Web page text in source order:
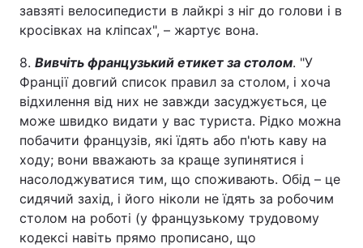
завзяті велосипедисти в лайкрі з ніг до голови і в
кросівках на кліпсах", – жартує вона.
8. Вивчіть французький етикет за столом. "У
Франції довгий список правил за столом, і хоча
відхилення від них не завжди засуджується, це
може швидко видати у вас туриста. Рідко можна
побачити французів, які їдять або п'ють каву на
ходу; вони вважають за краще зупинятися і
насолоджуватися тим, що споживають. Обід – це
сидячий захід, і його ніколи не їдять за робочим
столом на роботі (у французькому трудовому
кодексі навіть прямо прописано, що